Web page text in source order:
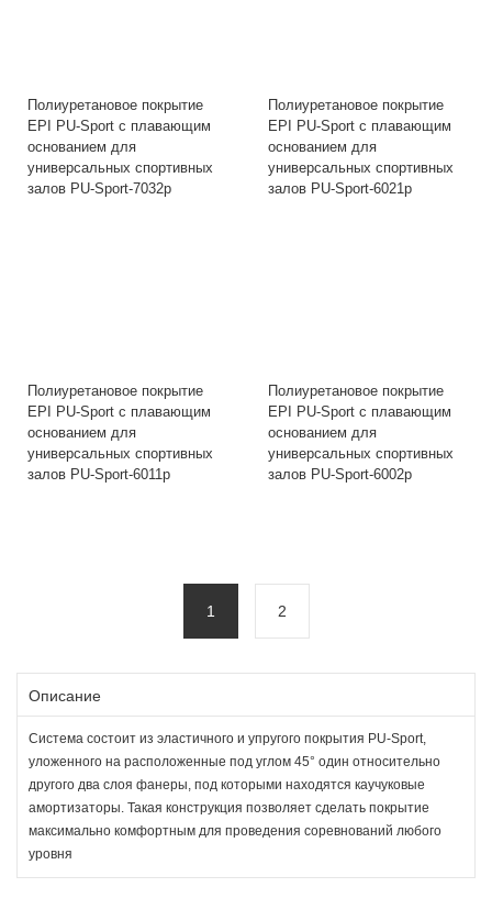
Полиуретановое покрытие
EPI PU-Sport с плавающим
основанием для
универсальных спортивных
залов PU-Sport-7032p
Полиуретановое покрытие
EPI PU-Sport с плавающим
основанием для
универсальных спортивных
залов PU-Sport-6021p
Полиуретановое покрытие
EPI PU-Sport с плавающим
основанием для
универсальных спортивных
залов PU-Sport-6011p
Полиуретановое покрытие
EPI PU-Sport с плавающим
основанием для
универсальных спортивных
залов PU-Sport-6002p
1 2
Описание
Cистема состоит из эластичного и упругого покрытия PU-Sport,
уложенного на расположенные под углом 45° один относительно
другого два слоя фанеры, под которыми находятся каучуковые
амортизаторы. Такая конструкция позволяет сделать покрытие
максимально комфортным для проведения соревнований любого
уровня